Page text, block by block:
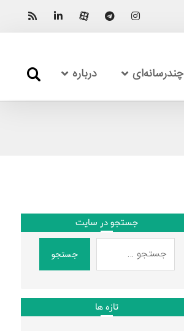
چندرسانه‌ای درباره
جستجو در سایت
جستجو
تازه ها